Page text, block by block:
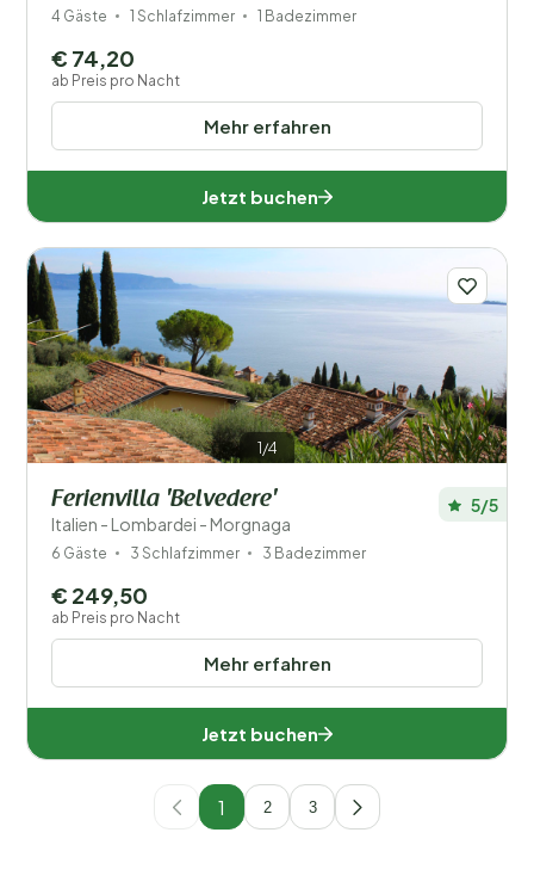
4 Gäste 1 Schlafzimmer 1 Badezimmer
Mehr erfahren
€ 74,20
ab Preis pro Nacht
Jetzt buchen
1/4
Ferienvilla 'Belvedere'
Italien - Lombardei - Morgnaga
5/5
6 Gäste 3 Schlafzimmer 3 Badezimmer
Mehr erfahren
€ 249,50
ab Preis pro Nacht
Jetzt buchen
1 2 3